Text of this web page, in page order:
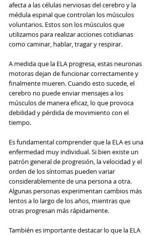
afecta a las células nerviosas del cerebro y la
médula espinal que controlan los músculos
voluntarios. Estos son los músculos que
utilizamos para realizar acciones cotidianas
como caminar, hablar, tragar y respirar.
A medida que la ELA progresa, estas neuronas
motoras dejan de funcionar correctamente y
finalmente mueren. Cuando esto sucede, el
cerebro no puede enviar mensajes a los
músculos de manera eficaz, lo que provoca
debilidad y pérdida de movimiento con el
tiempo.
Es fundamental comprender que la ELA es una
enfermedad muy individual. Si bien existe un
patrón general de progresión, la velocidad y el
orden de los síntomas pueden variar
considerablemente de una persona a otra.
Algunas personas experimentan cambios más
lentos a lo largo de los años, mientras que
otras progresan más rápidamente.
También es importante destacar lo que la ELA